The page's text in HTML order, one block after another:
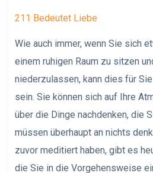
211 Bedeutet Liebe
Wie auch immer, wenn Sie sich
einem ruhigen Raum zu sitzen
niederzulassen, kann dies für
sein. Sie können sich auf Ihre
über die Dinge nachdenken, die
müssen überhaupt an nichts
zuvor meditiert haben, gibt es
die Sie in die Vorgehensweise